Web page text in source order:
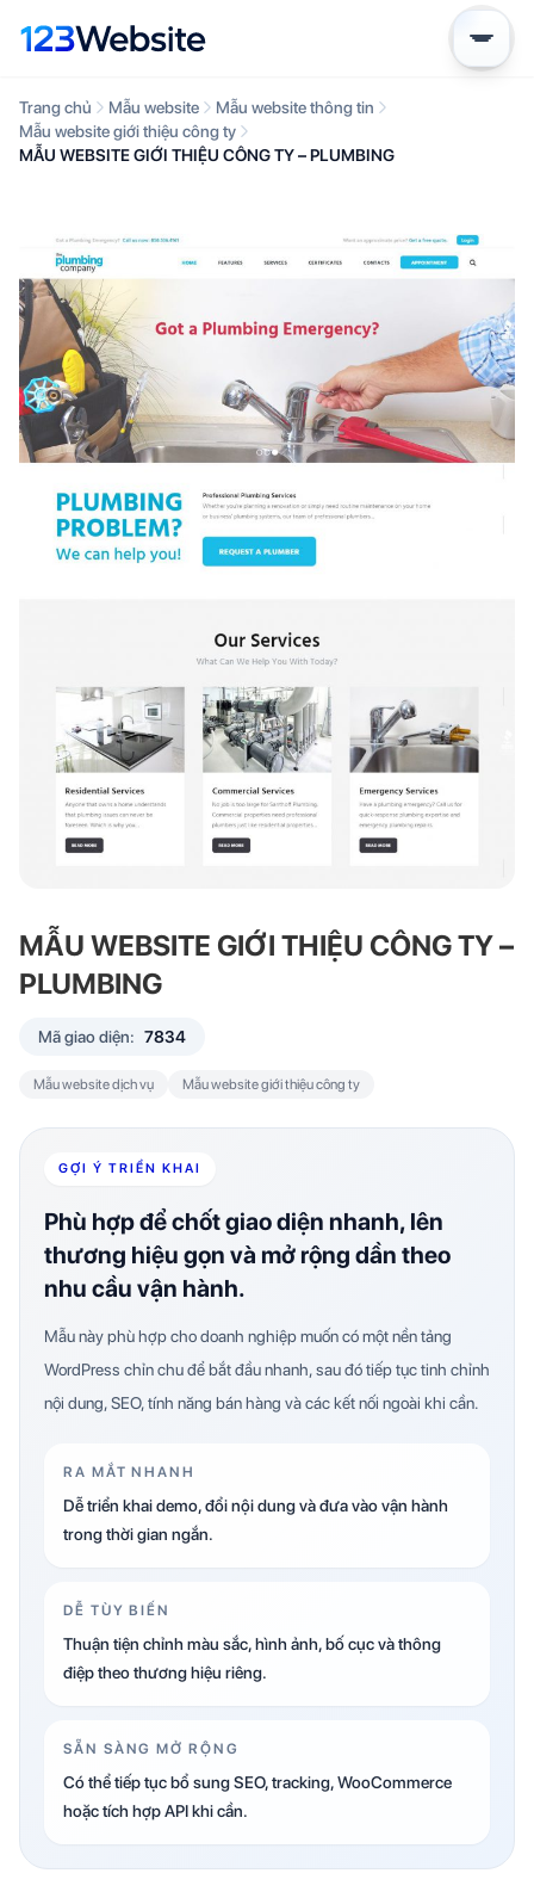
Trang chủ Mẫu website
Mẫu website thông tin
Mẫu website giới thiệu công ty
MẪU WEBSITE GIỚI THIỆU CÔNG TY – PLUMBING
MẪU WEBSITE GIỚI THIỆU CÔNG TY –
PLUMBING
Mã giao diện: 7834
Mẫu website dịch vụ Mẫu website giới thiệu công ty
GỢI Ý TRIỂN KHAI
Phù hợp để chốt giao diện nhanh, lên
thương hiệu gọn và mở rộng dần theo
nhu cầu vận hành.
Mẫu này phù hợp cho doanh nghiệp muốn có một nền tảng
WordPress chỉn chu để bắt đầu nhanh, sau đó tiếp tục tinh chỉnh
nội dung, SEO, tính năng bán hàng và các kết nối ngoài khi cần.
RA MẮT NHANH
Dễ triển khai demo, đổi nội dung và đưa vào vận hành
trong thời gian ngắn.
DỄ TÙY BIẾN
Thuận tiện chỉnh màu sắc, hình ảnh, bố cục và thông
điệp theo thương hiệu riêng.
SẴN SÀNG MỞ RỘNG
Có thể tiếp tục bổ sung SEO, tracking, WooCommerce
hoặc tích hợp API khi cần.